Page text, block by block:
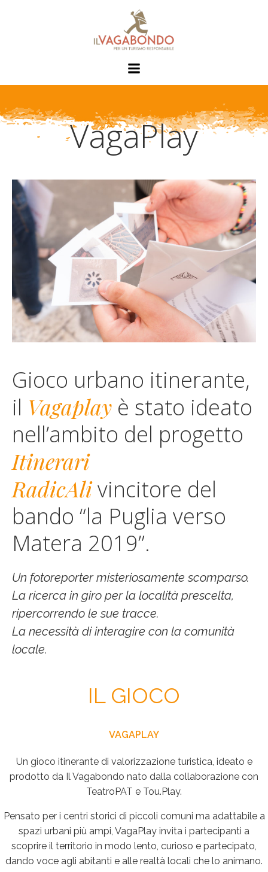
VagaPlay
Gioco urbano itinerante,
il Vagaplay è stato ideato
nell’ambito del progetto
Itinerari
RadicAlivincitore del
bando “la Puglia verso
Matera 2019”.
Un fotoreporter misteriosamente scomparso.
La ricerca in giro per la località prescelta,
ripercorrendo le sue tracce.
La necessità di interagire con la comunità
locale.
IL GIOCO
VAGAPLAY
Un gioco itinerante di valorizzazione turistica, ideato e
prodotto da Il Vagabondo nato dalla collaborazione con
TeatroPAT e Tou.Play.
Pensato per i centri storici di piccoli comuni ma adattabile a
spazi urbani più ampi, VagaPlay invita i partecipanti a
scoprire il territorio in modo lento, curioso e partecipato,
dando voce agli abitanti e alle realtà locali che lo animano.